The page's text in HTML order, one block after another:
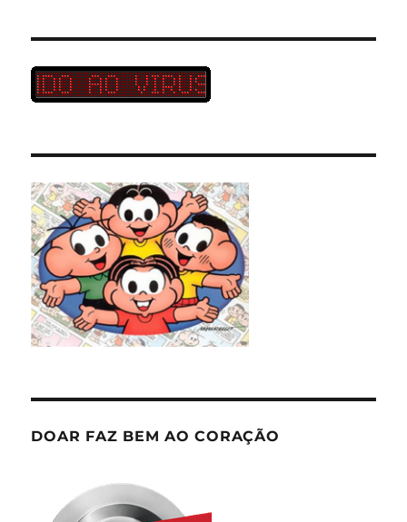
DOAR FAZ BEM AO CORAÇÃO